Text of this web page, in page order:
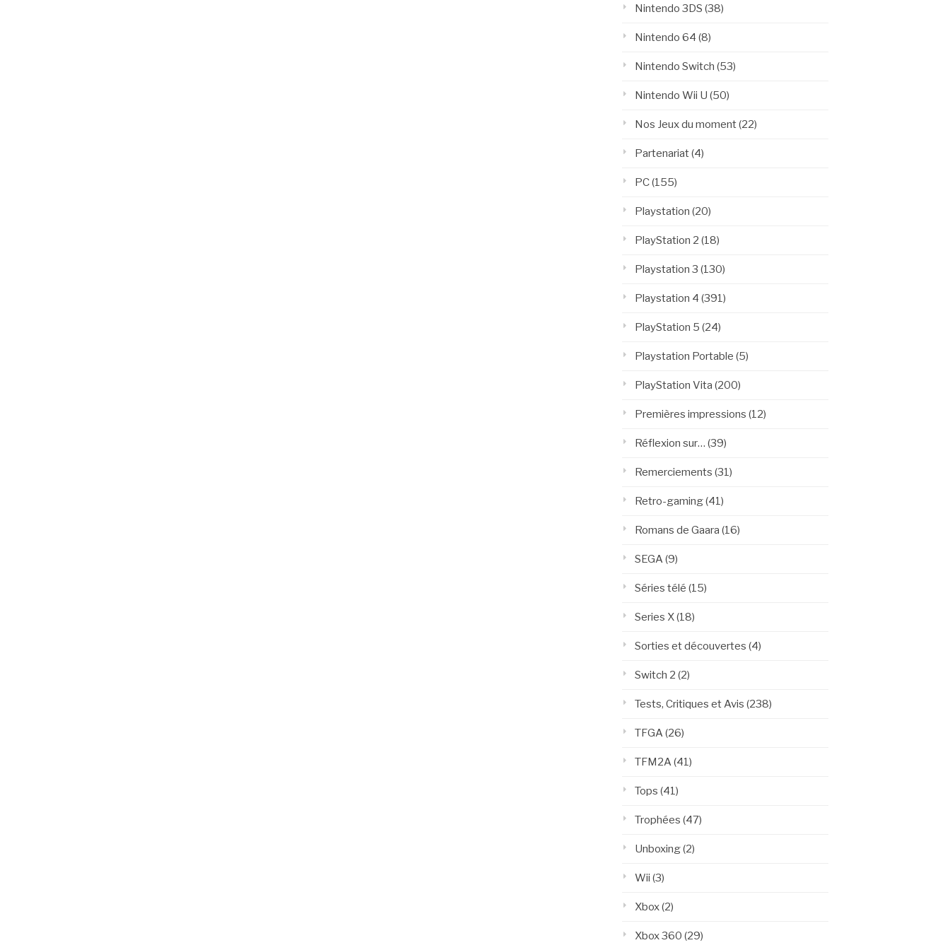
Nintendo 3DS (38)
Nintendo 64 (8)
Nintendo Switch (53)
Nintendo Wii U (50)
Nos Jeux du moment(22)
Partenariat(4)
PC(155)
Playstation (20)
PlayStation 2 (18)
Playstation 3 (130)
Playstation 4 (391)
PlayStation 5 (24)
Playstation Portable (5)
PlayStation Vita (200)
Premières impressions (12)
Réflexion sur… (39)
Remerciements (31)
Retro-gaming(41)
Romans de Gaara (16)
SEGA (9)
Séries télé (15)
Series X(18)
Sorties et découvertes (4)
Switch 2 (2)
Tests, Critiques et Avis (238)
TFGA (26)
TFM2A (41)
Tops (41)
Trophées (47)
Unboxing(2)
Wii (3)
Xbox(2)
Xbox 360 (29)